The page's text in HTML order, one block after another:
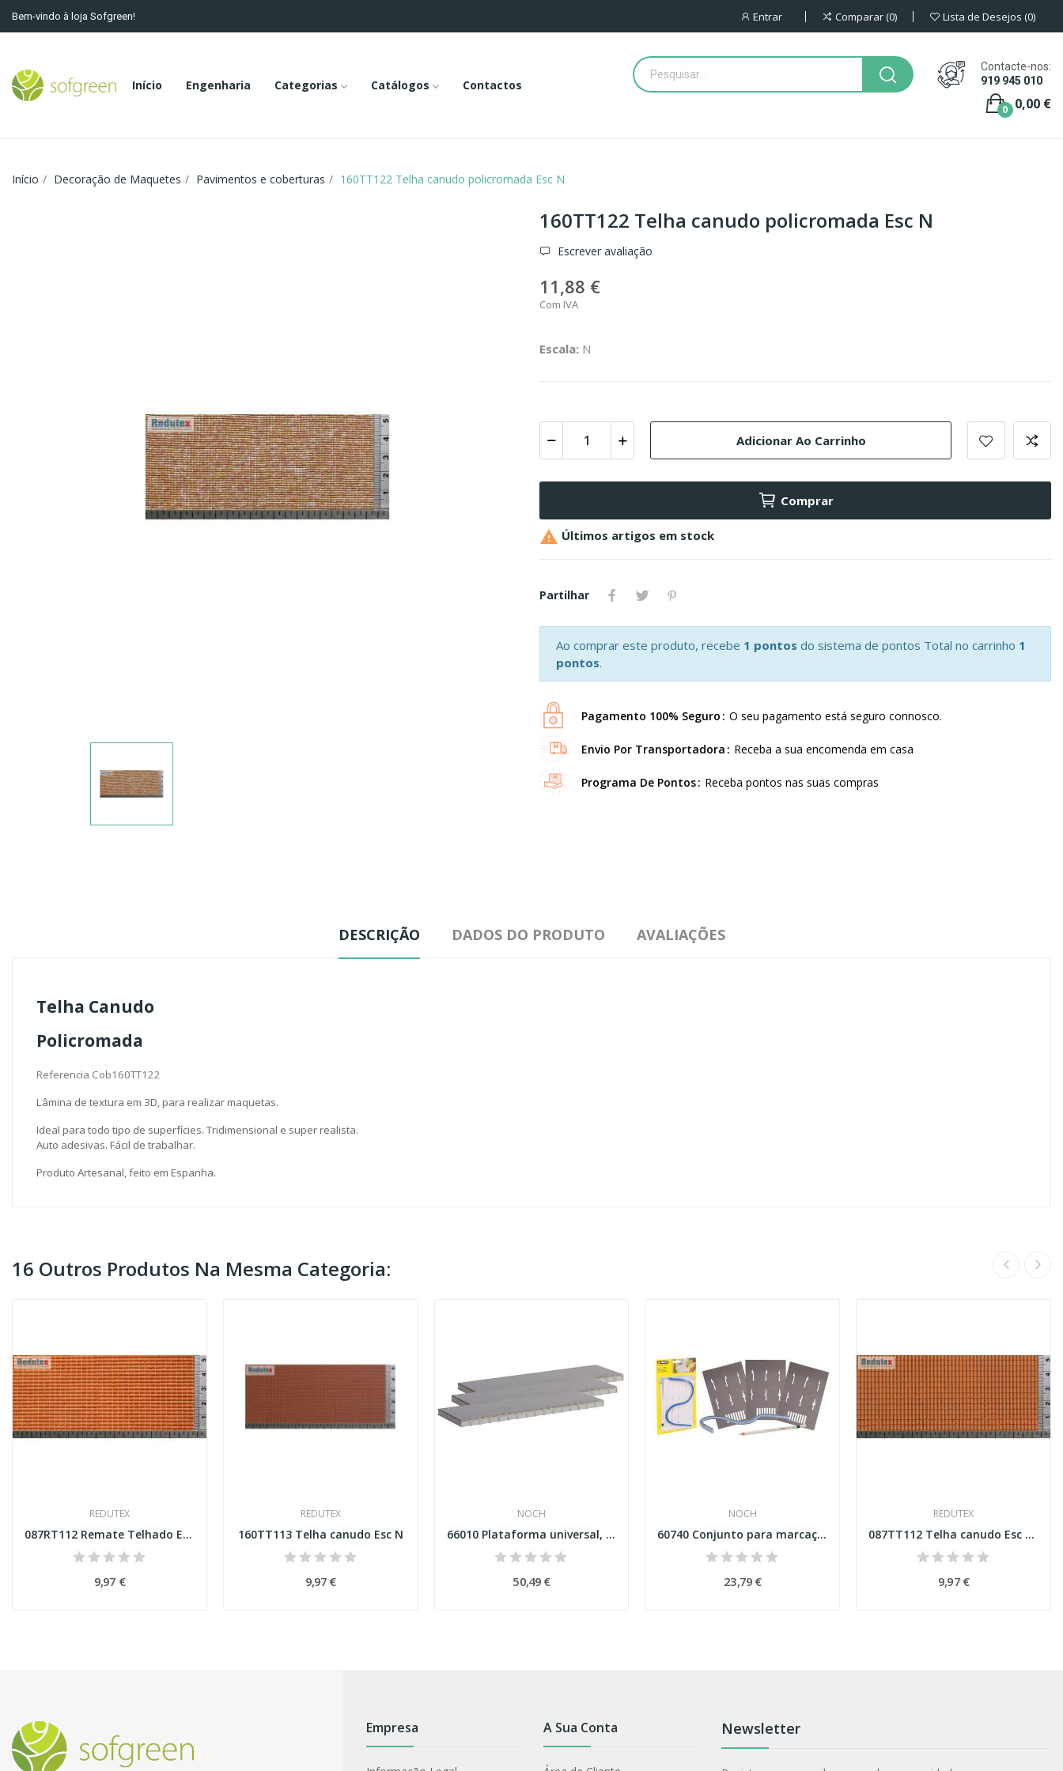
Bem-vindo à loja Sofgreen! Entrar Comparar 0 Lista de Desejos 0
Início Engenharia Categorias Catálogos Contactos
Contacte-nos:
919 945 010
0,00 €
0
Início Decoração de Maquetes Pavimentos e coberturas 160TT122 Telha canudo policromada Esc N
160TT122 Telha canudo policromada Esc N
Escrever avaliação
11,88 €
Com IVA
Escala: N
Adicionar Ao Carrinho
Comprar
 Últimos artigos em stock
Partilhar
Ao comprar este produto, recebe 1 pontos do sistema de pontos Total no carrinho 1
pontos.
Pagamento 100% Seguro O seu pagamento está seguro connosco.
Envio Por Transportadora Receba a sua encomenda em casa
Programa De Pontos Receba pontos nas suas compras
DESCRIÇÃO DADOS DO PRODUTO AVALIAÇÕES
Telha Canudo
Policromada
Referencia Cob160TT122
Lâmina de textura em 3D, para realizar maquetas.
Ideal para todo tipo de superfícies. Tridimensional e super realista.
Auto adesivas. Fácil de trabalhar.
Produto Artesanal, feito em Espanha.
16 Outros Produtos Na Mesma Categoria:
REDUTEX
087RT112 Remate Telhado Esc H0
9,97 €
REDUTEX
160TT113 Telha canudo Esc N
9,97 €
NOCH
66010 Plataforma universal, conjunto de 3 peças...
50,49 €
NOCH
60740 Conjunto para marcação de ruas Esc H0
23,79 €
REDUTEX
087TT112 Telha canudo Esc H0
9,97 €
Empresa A Sua Conta Newsletter